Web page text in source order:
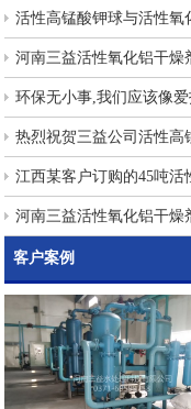
活性高锰酸钾球与活性
河南三益活性氧化铝干燥
环保无小事,我们应该像
热烈祝贺三益公司活性高
江西某客户订购的45吨
河南三益活性氧化铝干燥
客户案例